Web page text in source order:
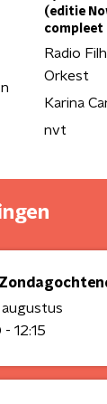
(editie
compleet
Radio
Orkest
Karina
nvt
- 12:15